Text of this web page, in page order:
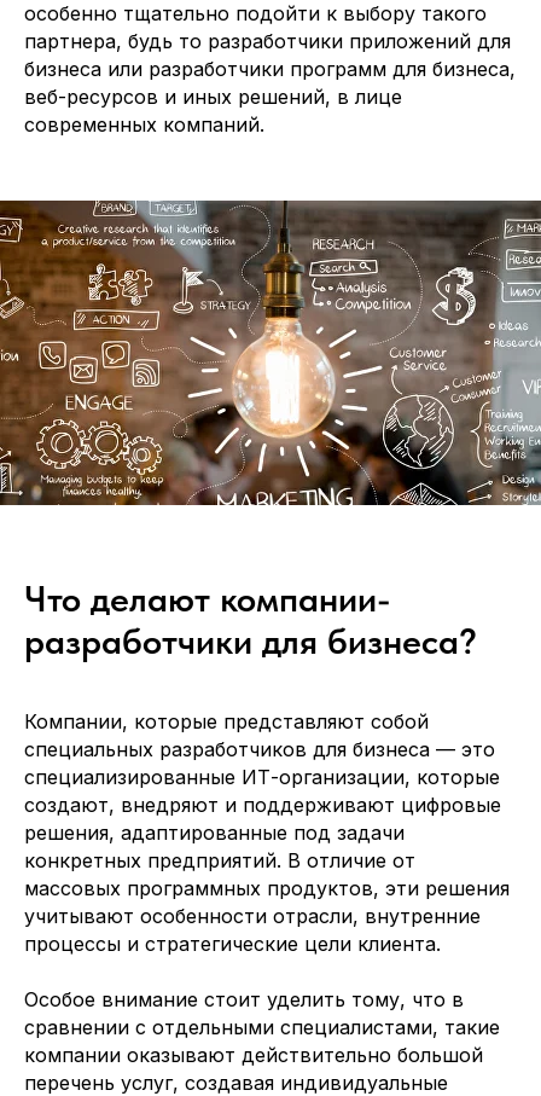
особенно тщательно подойти к выбору такого
партнера, будь то разработчики приложений для
бизнеса или разработчики программ для бизнеса,
веб-ресурсов и иных решений, в лице
современных компаний.
Что делают компании-
разработчики для бизнеса?
Компании, которые представляют собой
специальных разработчиков для бизнеса — это
специализированные ИТ-организации, которые
создают, внедряют и поддерживают цифровые
решения, адаптированные под задачи
конкретных предприятий. В отличие от
массовых программных продуктов, эти решения
учитывают особенности отрасли, внутренние
процессы и стратегические цели клиента.
Особое внимание стоит уделить тому, что в
сравнении с отдельными специалистами, такие
компании оказывают действительно большой
перечень услуг, создавая индивидуальные